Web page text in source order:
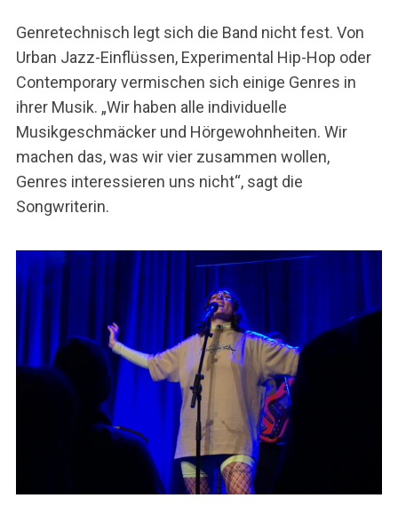
Genretechnisch legt sich die Band nicht fest. Von
Urban Jazz-Einflüssen, Experimental Hip-Hop oder
Contemporary vermischen sich einige Genres in
ihrer Musik. „Wir haben alle individuelle
Musikgeschmäcker und Hörgewohnheiten. Wir
machen das, was wir vier zusammen wollen,
Genres interessieren uns nicht“, sagt die
Songwriterin.